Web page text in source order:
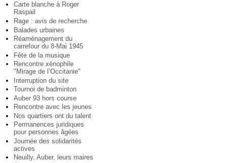
Carte blanche à Roger
Raspail
Rage : avis de recherche
Balades urbaines
Réaménagement du
carrefour du 8-Mai 1945
Fête de la musique
Rencontre xénophile
"Mirage de l’Occitanie"
Interruption du site
Tournoi de badminton
Auber 93 hors course
Rencontre avec les jeunes
Nos quartiers ont du talent
Permanences juridiques
pour personnes âgées
Journée des solidarités
actives
Neuilly, Auber, leurs maires